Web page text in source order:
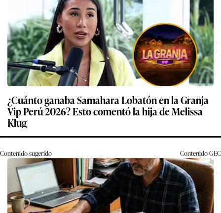
¿Cuánto ganaba Samahara Lobatón en la Granja
Vip Perú 2026? Esto comentó la hija de Melissa
Klug
Contenido sugerido ContenidoGEC